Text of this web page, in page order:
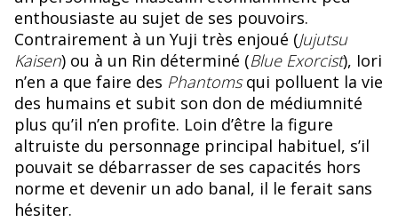
enthousiaste au sujet de ses pouvoirs.
Contrairement à un Yuji très enjoué (Jujutsu
Kaisen) ou à un Rin déterminé (Blue Exorcist), Iori
n’en a que faire des Phantomsqui polluent la vie
des humains et subit son don de médiumnité
plus qu’il n’en profite. Loin d’être la figure
altruiste du personnage principal habituel, s’il
pouvait se débarrasser de ses capacités hors
norme et devenir un ado banal, il le ferait sans
hésiter.